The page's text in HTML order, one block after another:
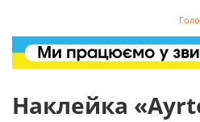
Наклейка